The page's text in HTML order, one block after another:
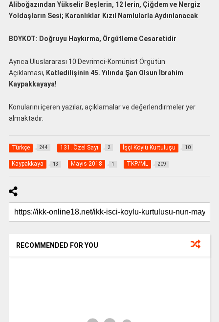
Aliboğazından Yükselir Beşlerin, 12 lerin, Çiğdem ve Nergiz
Yoldaşların Sesi; Karanlıklar Kızıl Namlularla Aydınlanacak
BOYKOT: Doğruyu Haykırma, Örgütleme Cesaretidir
Ayrıca Uluslararası 10 Devrimci-Komünist Örgütün
Açıklaması, Katledilişinin 45. Yılında Şan Olsun İbrahim
Kaypakkayaya!
Konularını içeren yazılar, açıklamalar ve değerlendirmeler yer
almaktadır.
Türkçe 244 131. Özel Sayı 2 İşçi Köylü Kurtuluşu 10
Kaypakkaya 13 Mayıs-2018 1 TKP/ML 209
RECOMMENDED FOR YOU